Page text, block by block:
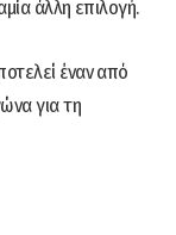
άλλη επιλογή.
έναν από
για τη